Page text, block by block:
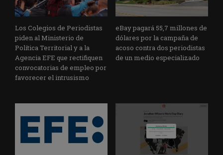
Los Colegios de Periodistas
piden al Ministerio de
Política Territorial y a la
Agencia EFE que rectifiquen
convocatorias de empleo por
favorecer el intrusismo
eBay pagará 55,7 millones de
dólares por la campaña de
acoso contra dos periodistas
de un medio especializado